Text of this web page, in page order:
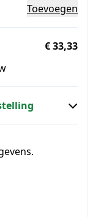
Toevoegen
€ 33,33